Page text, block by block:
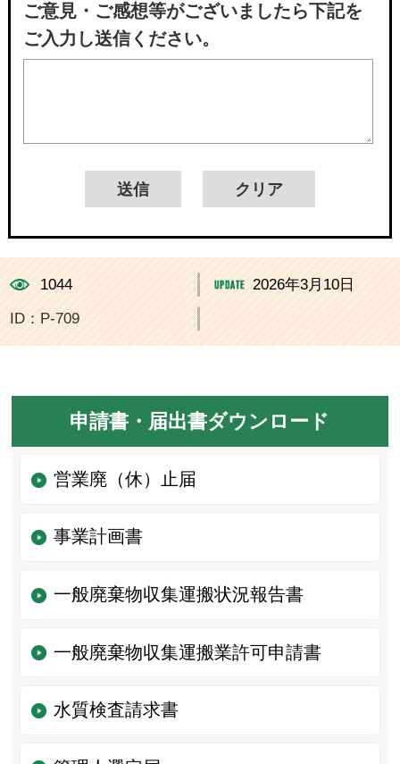
ご意見・ご感想等がございましたら下記を
ご入力し送信ください。
1044 2026年3月10日
ID：P-709
申請書・届出書ダウンロード
営業廃（休）止届
事業計画書
一般廃棄物収集運搬状況報告書
一般廃棄物収集運搬業許可申請書
水質検査請求書